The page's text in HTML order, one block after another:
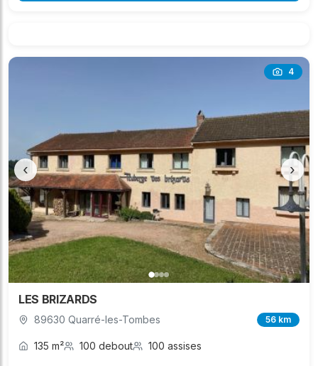
4
‹ ›
LES BRIZARDS
89630 Quarré-les-Tombes 56 km
135 m² 100 debout 100 assises